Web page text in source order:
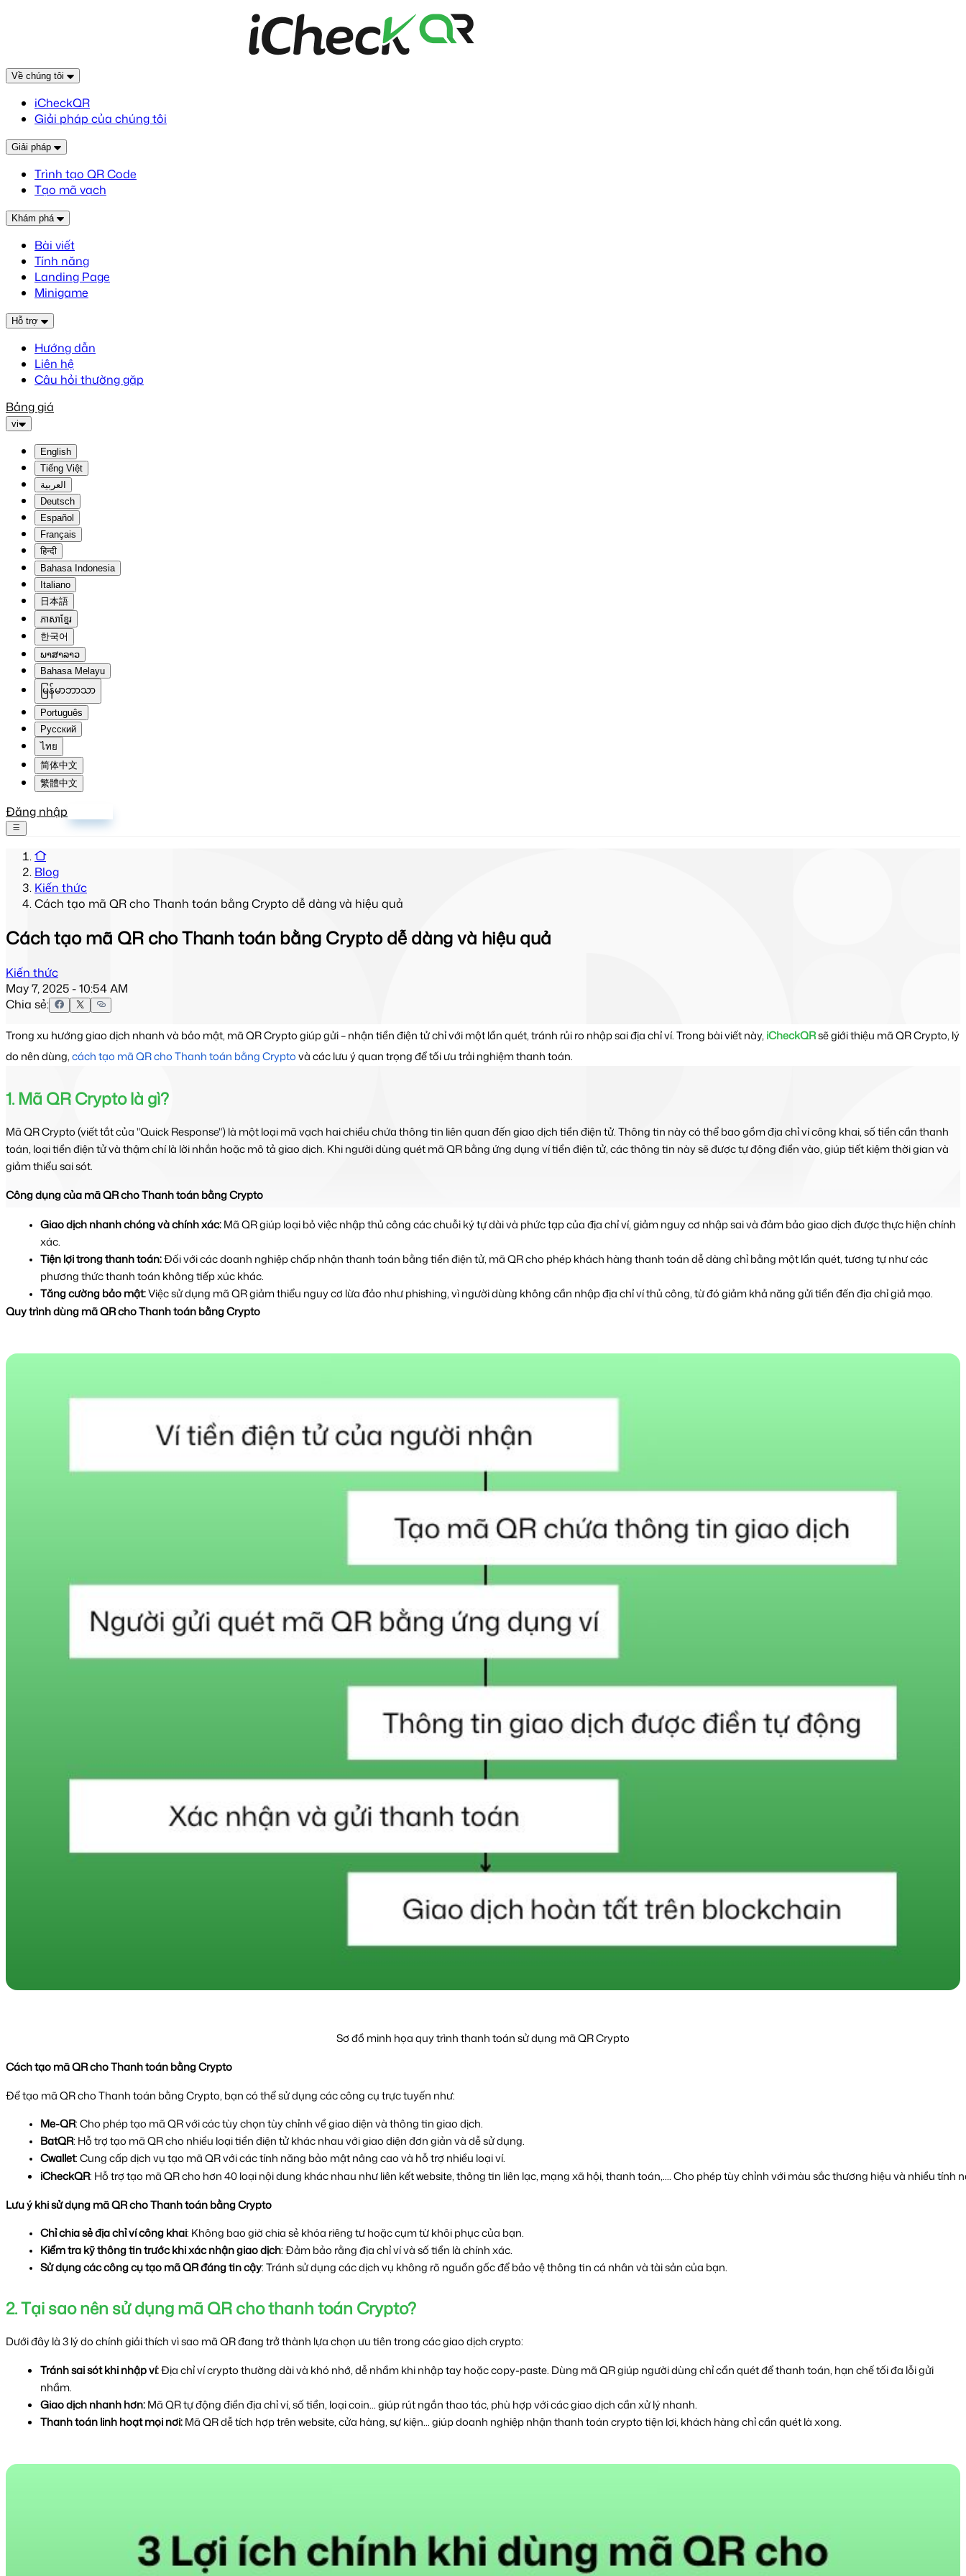
Về chúng tôi
iCheckQR
Giải pháp của chúng tôi
Giải pháp
Trình tạo QR Code
Tạo mã vạch
Khám phá
Bài viết
Tính năng
Landing Page
Minigame
Hỗ trợ
Hướng dẫn
Liên hệ
Câu hỏi thường gặp
Bảng giá
vi
English
Tiếng Việt
العربية
Deutsch
Español
Français
हिन्दी
Bahasa Indonesia
Italiano
日本語
ភាសាខ្មែរ
한국어
ພາສາລາວ
Bahasa Melayu
မြန်မာဘာသာ
Português
Русский
ไทย
简体中文
繁體中文
Đăng nhập
Blog
Kiến thức
Cách tạo mã QR cho Thanh toán bằng Crypto dễ dàng và hiệu quả
Cách tạo mã QR cho Thanh toán bằng Crypto dễ dàng và hiệu quả
Kiến thức
May 7, 2025 - 10:54 AM
Chia sẻ:
Trong xu hướng giao dịch nhanh và bảo mật, mã QR Crypto giúp gửi – nhận tiền điện tử chỉ với một lần quét, tránh rủi ro nhập sai địa chỉ ví. Trong bài viết này, iCheckQR sẽ giới thiệu mã QR Crypto, lý
do nên dùng, cách tạo mã QR cho Thanh toán bằng Crypto và các lưu ý quan trọng để tối ưu trải nghiệm thanh toán.
1. Mã QR Crypto là gì?
Mã QR Crypto (viết tắt của "Quick Response") là một loại mã vạch hai chiều chứa thông tin liên quan đến giao dịch tiền điện tử. Thông tin này có thể bao gồm địa chỉ ví công khai, số tiền cần thanh
toán, loại tiền điện tử và thậm chí là lời nhắn hoặc mô tả giao dịch. Khi người dùng quét mã QR bằng ứng dụng ví tiền điện tử, các thông tin này sẽ được tự động điền vào, giúp tiết kiệm thời gian và
giảm thiểu sai sót.​
Công dụng của mã QR cho Thanh toán bằng Crypto
Giao dịch nhanh chóng và chính xác: Mã QR giúp loại bỏ việc nhập thủ công các chuỗi ký tự dài và phức tạp của địa chỉ ví, giảm nguy cơ nhập sai và đảm bảo giao dịch được thực hiện chính
xác.​
Tiện lợi trong thanh toán: Đối với các doanh nghiệp chấp nhận thanh toán bằng tiền điện tử, mã QR cho phép khách hàng thanh toán dễ dàng chỉ bằng một lần quét, tương tự như các
phương thức thanh toán không tiếp xúc khác.​
Tăng cường bảo mật: Việc sử dụng mã QR giảm thiểu nguy cơ lừa đảo như phishing, vì người dùng không cần nhập địa chỉ ví thủ công, từ đó giảm khả năng gửi tiền đến địa chỉ giả mạo.​
Quy trình dùng mã QR cho Thanh toán bằng Crypto
Sơ đồ minh họa quy trình thanh toán sử dụng mã QR Crypto
Cách tạo mã QR cho Thanh toán bằng Crypto
Để tạo mã QR cho Thanh toán bằng Crypto, bạn có thể sử dụng các công cụ trực tuyến như:
Me-QR: Cho phép tạo mã QR với các tùy chọn tùy chỉnh về giao diện và thông tin giao dịch.​
BatQR: Hỗ trợ tạo mã QR cho nhiều loại tiền điện tử khác nhau với giao diện đơn giản và dễ sử dụng.​
Cwallet: Cung cấp dịch vụ tạo mã QR với các tính năng bảo mật nâng cao và hỗ trợ nhiều loại ví.​
iCheckQR: Hỗ trợ tạo mã QR cho hơn 40 loại nội dung khác nhau như liên kết website, thông tin liên lạc, mạng xã hội, thanh toán,.... Cho phép tùy chỉnh với màu sắc thương hiệu và nhiều tính
Lưu ý khi sử dụng mã QR cho Thanh toán bằng Crypto
Chỉ chia sẻ địa chỉ ví công khai: Không bao giờ chia sẻ khóa riêng tư hoặc cụm từ khôi phục của bạn.​
Kiểm tra kỹ thông tin trước khi xác nhận giao dịch: Đảm bảo rằng địa chỉ ví và số tiền là chính xác.​
Sử dụng các công cụ tạo mã QR đáng tin cậy: Tránh sử dụng các dịch vụ không rõ nguồn gốc để bảo vệ thông tin cá nhân và tài sản của bạn.
2. Tại sao nên sử dụng mã QR cho thanh toán Crypto?
Dưới đây là 3 lý do chính giải thích vì sao mã QR đang trở thành lựa chọn ưu tiên trong các giao dịch crypto:​
Tránh sai sót khi nhập ví: Địa chỉ ví crypto thường dài và khó nhớ, dễ nhầm khi nhập tay hoặc copy-paste. Dùng mã QR giúp người dùng chỉ cần quét để thanh toán, hạn chế tối đa lỗi gửi
nhầm.
Giao dịch nhanh hơn: Mã QR tự động điền địa chỉ ví, số tiền, loại coin... giúp rút ngắn thao tác, phù hợp với các giao dịch cần xử lý nhanh.
Thanh toán linh hoạt mọi nơi: Mã QR dễ tích hợp trên website, cửa hàng, sự kiện... giúp doanh nghiệp nhận thanh toán crypto tiện lợi, khách hàng chỉ cần quét là xong.